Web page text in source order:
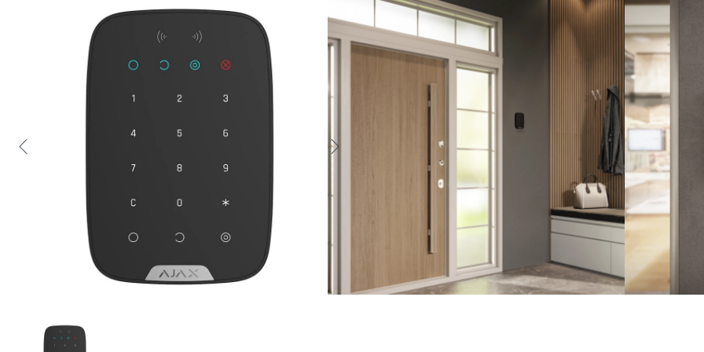
Ajax Keypad Plus Neagră
Tastatura wireless cu cititor de carduri integrate, ideala
pentru securitatea casei tale
Conectare simpla si usoara la sistemul de securitate Ajax
Design elegant si compact, perfect pentru a se integra
armonios in orice tip de decor
Autonomie mare a bateriei, pentru o functionare
Butoane iluminate pentru o utilizare facila si comoda chiar
si in intuneric